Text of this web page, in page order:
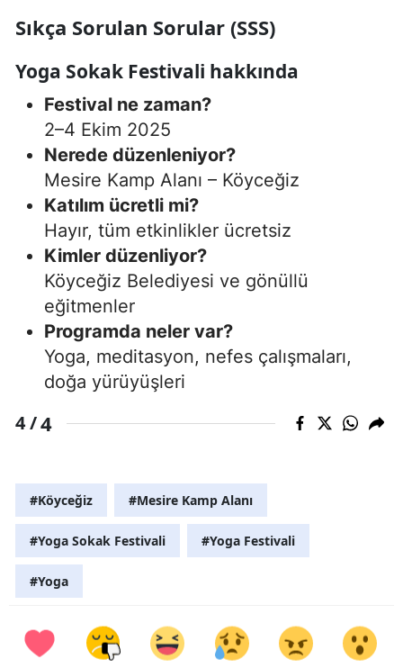
Sıkça Sorulan Sorular (SSS)
Yoga Sokak Festivali hakkında
Festival ne zaman?
2–4 Ekim 2025
Nerede düzenleniyor?
Mesire Kamp Alanı – Köyceğiz
Katılım ücretli mi?
Hayır, tüm etkinlikler ücretsiz
Kimler düzenliyor?
Köyceğiz Belediyesi ve gönüllü
eğitmenler
Programda neler var?
Yoga, meditasyon, nefes çalışmaları,
doğa yürüyüşleri
4 /4
#Köyceğiz #Mesire Kamp Alanı
#Yoga Sokak Festivali #Yoga Festivali
#Yoga